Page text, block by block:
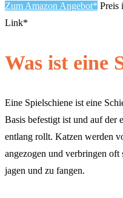
Zum Amazon Angebot* Preis
Link*
Was ist eine
Eine Spielschiene ist eine
Basis befestigt ist und auf der
entlang rollt. Katzen werden
angezogen und verbringen
jagen und zu fangen.